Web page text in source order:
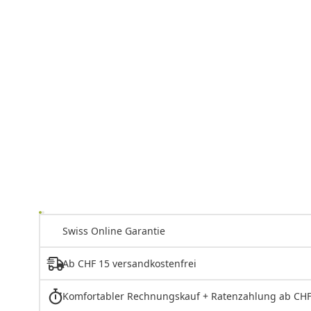
Swiss Online Garantie
Ab CHF 15 versandkostenfrei
Komfortabler Rechnungskauf + Ratenzahlung ab